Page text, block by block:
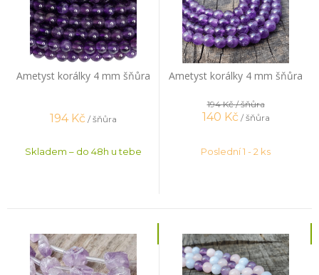
Ametyst korálky 4 mm šňůra
194 Kč / šňůra
Skladem – do 48h u tebe
Ametyst korálky 4 mm šňůra
194 Kč/ šňůra
140 Kč / šňůra
Poslední 1 - 2 ks